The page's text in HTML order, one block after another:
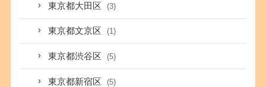
東京都大田区 (3)
東京都文京区 (1)
東京都渋谷区 (5)
東京都新宿区 (5)